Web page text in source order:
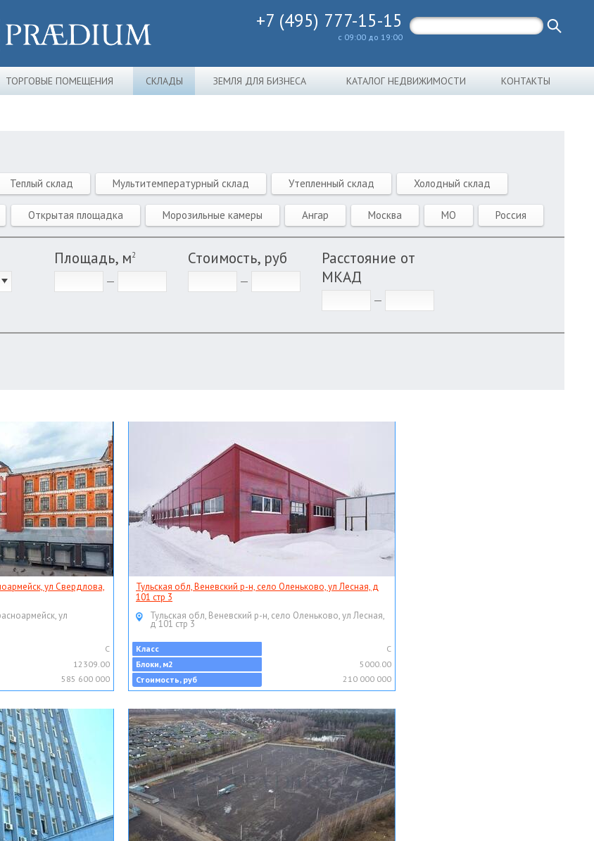
+7 (495) 777-15-15
с 09:00 до 19:00
ТОРГОВЫЕ ПОМЕЩЕНИЯ СКЛАДЫ ЗЕМЛЯ ДЛЯ БИЗНЕСА КАТАЛОГ НЕДВИЖИМОСТИ КОНТАКТЫ
Теплый склад Мультитемпературный склад Утепленный склад Холодный склад
Открытая площадка Морозильные камеры Ангар Москва МО Россия
Площадь, м2 Стоимость, руб
Расстояние от
МКАД
ул Свердлова,
ул
C
12309.00
585 600 000
Тульская обл, Веневский р-н, село Оленьково, ул Лесная, д
101 стр 3
Тульская обл, Веневский р-н, село Оленьково, ул Лесная,
д 101 стр 3
Класс
C
Блоки, м2
5000.00
Стоимость, руб
210 000 000